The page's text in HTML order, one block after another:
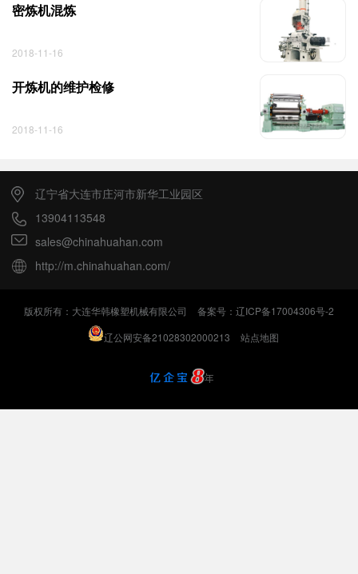
密炼机混炼
2018-11-16
开炼机的维护检修
2018-11-16
辽宁省大连市庄河市新华工业园区
13904113548
sales@chinahuahan.com
http://m.chinahuahan.com/
版权所有：大连华韩橡塑机械有限公司
备案号：辽ICP备17004306号-2
辽公网安备21028302000213
站点地图